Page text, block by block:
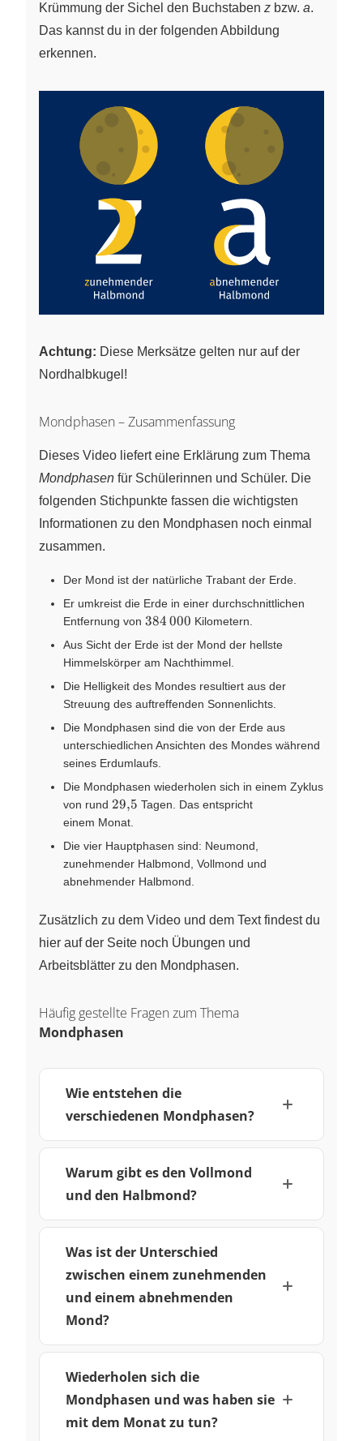
Krümmung der Sichel den Buchstaben z bzw. a.
Das kannst du in der folgenden Abbildung
erkennen.
Achtung: Diese Merksätze gelten nur auf der
Nordhalbkugel!
Mondphasen – Zusammenfassung
Dieses Video liefert eine Erklärung zum Thema
Mondphasen für Schülerinnen und Schüler. Die
folgenden Stichpunkte fassen die wichtigsten
Informationen zu den Mondphasen noch einmal
zusammen.
Der Mond ist der natürliche Trabant der Erde.
Er umkreist die Erde in einer durchschnittlichen
Entfernung von 384\,000
384 000 Kilometern
Aus Sicht der Erde ist der Mond der hellste
Himmelskörper am Nachthimmel.
Die Helligkeit des Mondes resultiert aus der
Streuung des auftreffenden Sonnenlichts.
Die Mondphasen sind die von der Erde aus
unterschiedlichen Ansichten des Mondes während
seines Erdumlaufs.
Die Mondphasen wiederholen sich in einem Zyklus
von rund 29{,}5
29,5 Tagen . Das entspricht
einem Monat
Die vier Hauptphasen sind: Neumond,
zunehmender Halbmond, Vollmond und
abnehmender Halbmond.
Zusätzlich zu dem Video und dem Text findest du
hier auf der Seite noch Übungen und
Arbeitsblätter zu den Mondphasen.
Häufig gestellte Fragen zum Thema
Mondphasen
Wie entstehen die
verschiedenen Mondphasen?
Warum gibt es den Vollmond
und den Halbmond?
Was ist der Unterschied
zwischen einem zunehmenden
und einem abnehmenden
Mond?
Wiederholen sich die
Mondphasen und was haben sie
mit dem Monat zu tun?